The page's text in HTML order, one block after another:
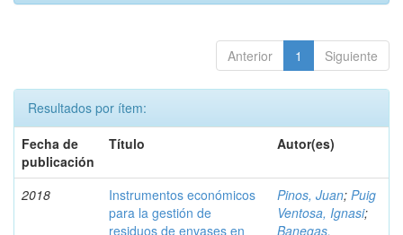
Anterior 1 Siguiente
Resultados por ítem:
Fecha de
publicación
Título Autor(es)
2018
Instrumentos económicos
para la gestión de
residuos de envases en
Pinos, Juan; Puig
Ventosa, Ignasi;
Banegas,